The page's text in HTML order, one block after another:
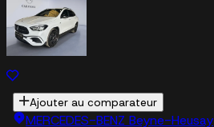
Ajouter au comparateur
MERCEDES-BENZ Beyne-Heusay